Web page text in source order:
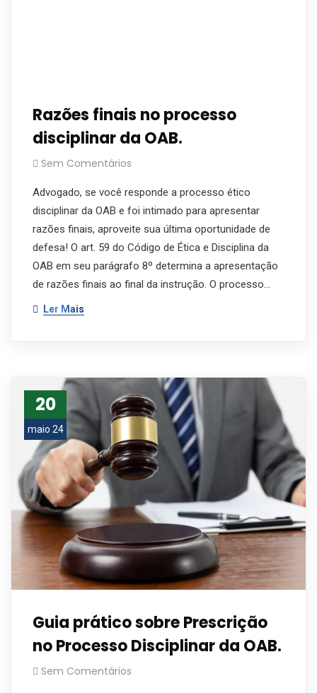
Razões finais no processo
disciplinar da OAB.
Sem Comentários
Advogado, se você responde a processo ético
disciplinar da OAB e foi intimado para apresentar
razões finais, aproveite sua última oportunidade de
defesa! O art. 59 do Código de Ética e Disciplina da
OAB em seu parágrafo 8º determina a apresentação
de razões finais ao final da instrução. O processo…
Ler Mais
20
maio 24
Guia prático sobre Prescrição
no Processo Disciplinar da OAB.
Sem Comentários